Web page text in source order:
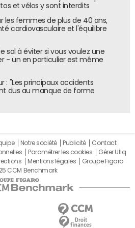
de la "vape". Les clients
friands de nouveaux produits,
la réactivité à la nouveauté et
un facteur clé de succès sur
indépendants sont plus libres
donc réagissent plus vite
et vélos y sont interdits
les femmes de plus de 40 ans,
cardiovasculaire et l'équilibre
sol à éviter si vous voulez une
- un en particulier est même
: "Les principaux accidents
dus au manque de forme
Notre société Publicité
Contact
Paramétrer les cookies
Gérer Utiq
Mentions légales
Groupe Figaro
CCM Benchmark